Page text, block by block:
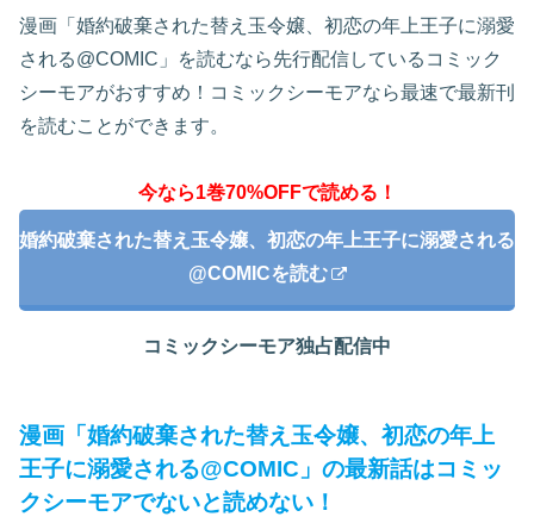
漫画「婚約破棄された替え玉令嬢、初恋の年上王子に溺愛
される@COMIC」を読むなら先行配信しているコミック
シーモアがおすすめ！コミックシーモアなら最速で最新刊
を読むことができます。
今なら1巻70%OFFで読める！
婚約破棄された替え玉令嬢、初恋の年上王子に溺愛される
@COMICを読む
コミックシーモア独占配信中
漫画「婚約破棄された替え玉令嬢、初恋の年上
王子に溺愛される@COMIC」の最新話はコミッ
クシーモアでないと読めない！